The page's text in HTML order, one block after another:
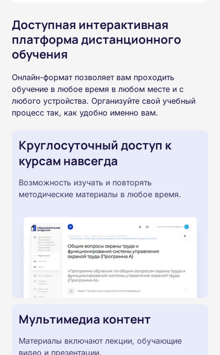
Доступная интерактивная
платформа дистанционного
обучения
Онлайн-формат позволяет вам проходить
обучение в любое время в любом месте и с
любого устройства. Организуйте свой учебный
процесс так, как удобно именно вам.
Круглосуточный доступ к
курсам навсегда
Возможность изучать и повторять
методические материалы в любое время.
Мультимедиа контент
Материалы включают лекции, обучающие
видео и презентации.